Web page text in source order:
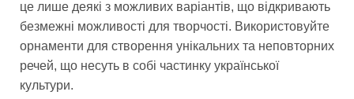
це лише деякі з можливих варіантів, що відкривають
безмежні можливості для творчості. Використовуйте
орнаменти для створення унікальних та неповторних
речей, що несуть в собі частинку української
культури.